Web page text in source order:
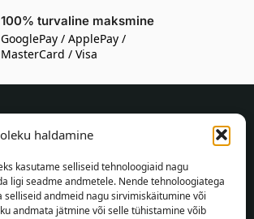
haldamine
kasutame selliseid tehnoloogiaid nagu
ligi seadme andmetele. Nende tehnoloogiatega
andmeid nagu sirvimiskäitumine või
andmata jätmine või selle tühistamine võib
100% turvaline maksmine
GooglePay / ApplePay /
MasterCard / Visa
OSTJALE